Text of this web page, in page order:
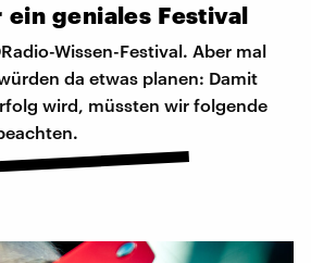
ein geniales Festival
Wissen-Festival. Aber mal
da etwas planen: Damit
wird, müssten wir folgende